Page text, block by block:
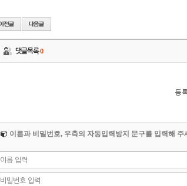
댓글목록0
등
이름과 비밀번호, 우측의 자동입력방지 문구를 입력해 주